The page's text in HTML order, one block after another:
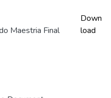
Maestria Final
Down
load